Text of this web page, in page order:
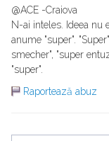
@ACE -Craiova
N-ai inteles. Ideea nu
anume "super".
smecher", "super
"super".
Raportează abuz